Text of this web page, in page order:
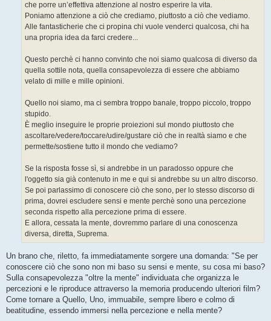
che porre un’effettiva attenzione al nostro esperire la vita.
Poniamo attenzione a ciò che crediamo, piuttosto a ciò che vediamo.
Alle fantasticherie che ci propina chi vuole venderci qualcosa, chi ha
una propria idea da farci credere...
Questo perchè ci hanno convinto che noi siamo qualcosa di diverso da
quella sottile nota, quella consapevolezza di essere che abbiamo
velato di mille e mille opinioni.
Quello noi siamo, ma ci sembra troppo banale, troppo piccolo, troppo
stupido.
È meglio inseguire le proprie proiezioni sul mondo piuttosto che
ascoltare/vedere/toccare/udire/gustare ciò che in realtà siamo e che
permette/sostiene tutto il mondo che vediamo?
Se la risposta fosse sì, si andrebbe in un paradosso oppure che
l'oggetto sia già contenuto in me e qui si andrebbe su un altro discorso.
Se poi parlassimo di conoscere ciò che sono, per lo stesso discorso di
prima, dovrei escludere sensi e mente perchè sono una percezione
seconda rispetto alla percezione prima di essere.
E allora, cessata la mente, dovremmo parlare di una conoscenza
diversa, diretta, Suprema.
Un brano che, riletto, fa immediatamente sorgere una domanda: "Se per
conoscere ciò che sono non mi baso su sensi e mente, su cosa mi baso?
Sulla consapevolezza "oltre la mente" individuata che organizza le
percezioni e le riproduce attraverso la memoria producendo ulteriori film?
Come tornare a Quello, Uno, immuabile, sempre libero e colmo di
beatitudine, essendo immersi nella percezione e nella mente?